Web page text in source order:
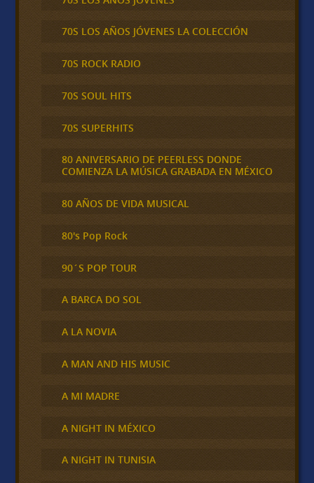
70S LOS AÑOS JÓVENES LA COLECCIÓN
70S ROCK RADIO
70S SOUL HITS
70S SUPERHITS
80 ANIVERSARIO DE PEERLESS DONDE
COMIENZA LA MÚSICA GRABADA EN MÉXICO
80 AÑOS DE VIDA MUSICAL
80's Pop Rock
90´S POP TOUR
A BARCA DO SOL
A LA NOVIA
A MAN AND HIS MUSIC
A MI MADRE
A NIGHT IN MÉXICO
A NIGHT IN TUNISIA